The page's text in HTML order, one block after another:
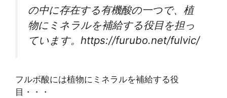
の中に存在する有機酸の一つで、植
物にミネラルを補給する役目を担っ
ています。https://furubo.net/fulvic/
フルボ酸には植物にミネラルを補給する役
目・・・